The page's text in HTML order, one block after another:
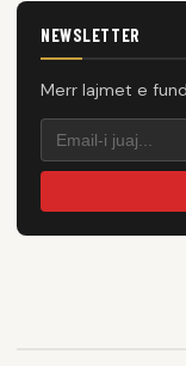
NEWSLETTER
Merr lajmet e